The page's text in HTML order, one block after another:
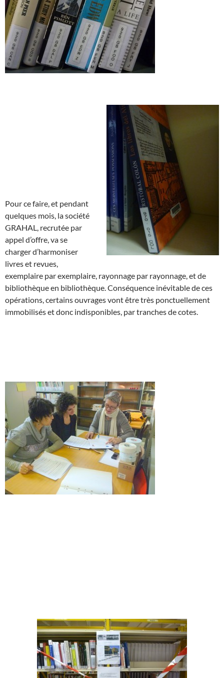
Pour ce faire, et pendant
quelques mois, la société
GRAHAL, recrutée par
appel d’offre, va se
charger d’harmoniser
livres et revues,
exemplaire par exemplaire, rayonnage par rayonnage, et de
bibliothèque en bibliothèque. Conséquence inévitable de ces
opérations, certains ouvrages vont être très ponctuellement
immobilisés et donc indisponibles, par tranches de cotes.